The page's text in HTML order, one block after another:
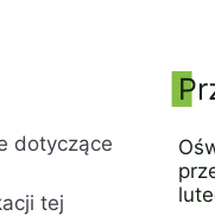
dotyczące
tej